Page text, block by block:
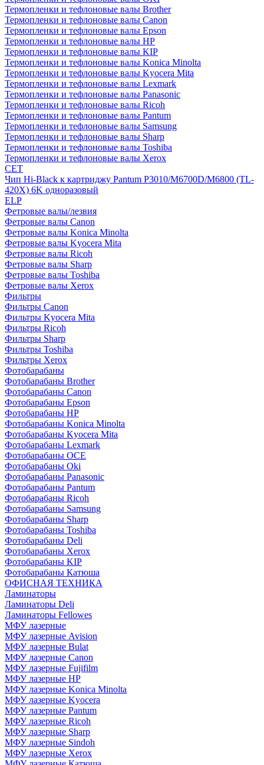
Термопленки и тефлоновые валы Brother
Термопленки и тефлоновые валы Canon
Термопленки и тефлоновые валы Epson
Термопленки и тефлоновые валы HP
Термопленки и тефлоновые валы KIP
Термопленки и тефлоновые валы Konica Minolta
Термопленки и тефлоновые валы Kyocera Mita
Термопленки и тефлоновые валы Lexmark
Термопленки и тефлоновые валы Panasonic
Термопленки и тефлоновые валы Ricoh
Термопленки и тефлоновые валы Pantum
Термопленки и тефлоновые валы Samsung
Термопленки и тефлоновые валы Sharp
Термопленки и тефлоновые валы Toshiba
Термопленки и тефлоновые валы Xerox
CET
Чип Hi-Black к картриджу Pantum P3010/M6700D/M6800 (TL-
420X) 6K одноразовый
ELP
Фетровые валы/лезвия
Фетровые валы Canon
Фетровые валы Konica Minolta
Фетровые валы Kyocera Mita
Фетровые валы Ricoh
Фетровые валы Sharp
Фетровые валы Toshiba
Фетровые валы Xerox
Фильтры
Фильтры Canon
Фильтры Kyocera Mita
Фильтры Ricoh
Фильтры Sharp
Фильтры Toshiba
Фильтры Xerox
Фотобарабаны
Фотобарабаны Brother
Фотобарабаны Canon
Фотобарабаны Epson
Фотобарабаны HP
Фотобарабаны Konica Minolta
Фотобарабаны Kyocera Mita
Фотобарабаны Lexmark
Фотобарабаны OCE
Фотобарабаны Oki
Фотобарабаны Panasonic
Фотобарабаны Pantum
Фотобарабаны Ricoh
Фотобарабаны Samsung
Фотобарабаны Sharp
Фотобарабаны Toshiba
Фотобарабаны Deli
Фотобарабаны Xerox
Фотобарабаны KIP
Фотобарабаны Катюша
ОФИСНАЯ ТЕХНИКА
Ламинаторы
Ламинаторы Deli
Ламинаторы Fellowes
МФУ лазерные
МФУ лазерные Avision
МФУ лазерные Bulat
МФУ лазерные Canon
МФУ лазерные Fujifilm
МФУ лазерные HP
МФУ лазерные Konica Minolta
МФУ лазерные Kyocera
МФУ лазерные Pantum
МФУ лазерные Ricoh
МФУ лазерные Sharp
МФУ лазерные Sindoh
МФУ лазерные Xerox